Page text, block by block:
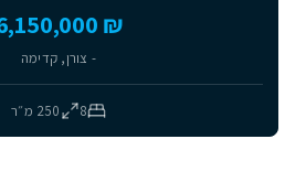
₪ 6,150,000
- צורן, קדימה
8
250 מ״ר